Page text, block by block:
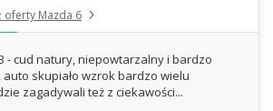
oferty Mazda 6
- cud natury, niepowtarzalny i bardzo
auto skupiało wzrok bardzo wielu
zagadywali też z ciekawości...